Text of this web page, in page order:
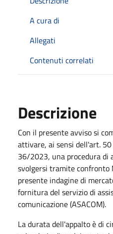
A cura di
Allegati
Contenuti correlati
Descrizione
Con il presente avviso si
attivare, ai sensi dell'art.
36/2023, una procedura di
svolgersi tramite confronto
presente indagine di
fornitura del servizio di
comunicazione (ASACOM).
La durata dell'appalto è di